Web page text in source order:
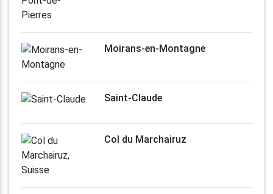
Moirans-en-Montagne
Saint-Claude
Col du Marchairuz